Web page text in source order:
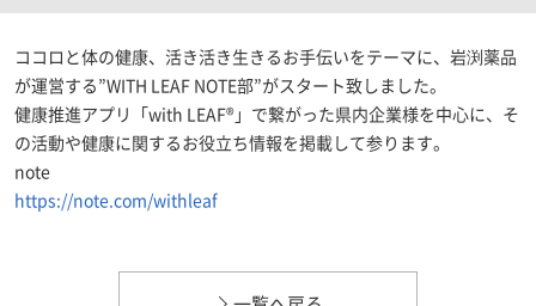
ココロと体の健康、活き活き生きるお手伝いをテーマに、岩渕薬品
が運営する”WITH LEAF NOTE部”がスタート致しました。
健康推進アプリ「with LEAF®」で繋がった県内企業様を中心に、そ
の活動や健康に関するお役立ち情報を掲載して参ります。
note
https://note.com/withleaf